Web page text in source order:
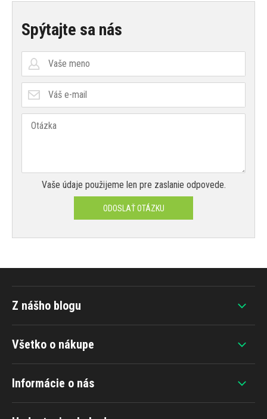
Spýtajte sa nás
Vaše údaje použijeme len pre zaslanie odpovede.
ODOSLAŤ OTÁZKU
Všetko o nákupe
Informácie o nás
Z nášho blogu